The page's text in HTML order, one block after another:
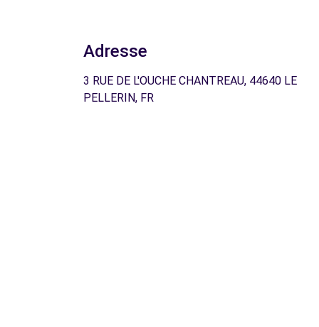
Adresse
3 RUE DE L'OUCHE CHANTREAU, 44640 LE
PELLERIN, FR